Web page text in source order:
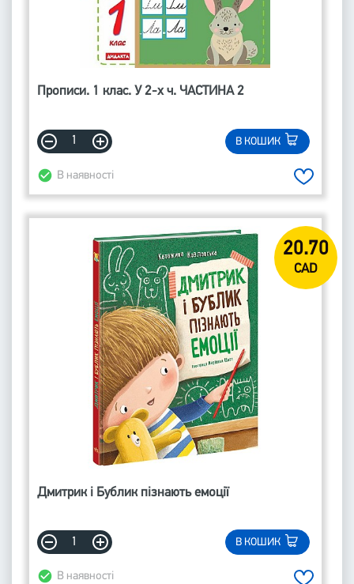
Прописи. 1 клас. У 2-х ч. ЧАСТИНА 2
В КОШИК
В наявності
20.70
CAD
Дмитрик і Бублик пізнають емоції
В КОШИК
В наявності